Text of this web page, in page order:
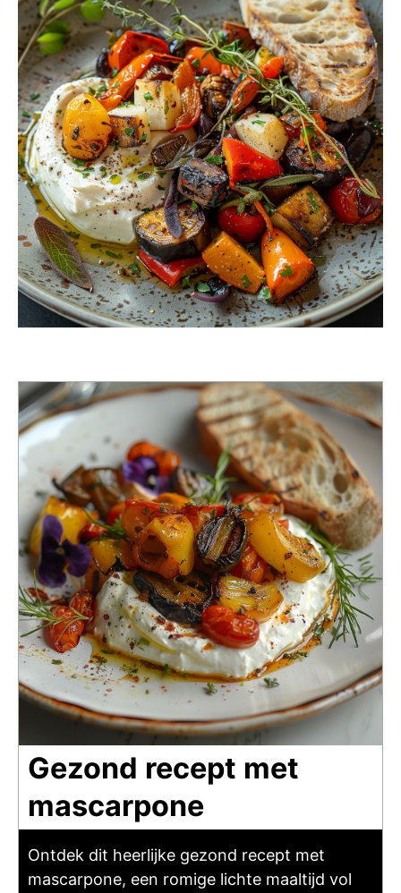
Gezond recept met
mascarpone
Ontdek dit heerlijke gezond recept met
mascarpone, een romige lichte maaltijd vol